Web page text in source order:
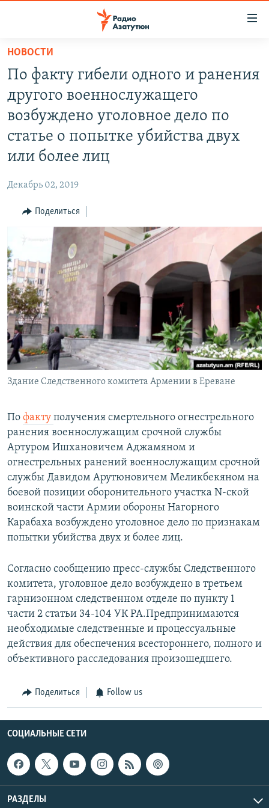
Перейти
основному
содержанию
Перейти
основной
навигации
ГЛАВНАЯ
НОВОСТИ
ПОЛИТИКА
ЭКОНОМИКА
НАГОРНЫЙ КАРАБАХ
КУЛЬТУРА
АРХИВ
Հայերեն
English
Русский
Все сайты Радио Азатутюн
НОВОСТИ
По факту гибели одного и ранения
другого военнослужащего
возбуждено уголовное дело по
статье о попытке убийства двух
или более лиц
Декабрь 02, 2019
Поделиться
Здание Следственного комитета Армении в Ереване
По факту получения смертельного огнестрельного
ранения военнослужащим срочной службы
Артуром Ишхановичем Аджамяном и
огнестрельных ранений военнослужащим срочной
службы Давидом Арутюновичем Меликбекяном на
боевой позиции оборонительного участка N-ской
воинской части Армии обороны Нагорного
Карабаха возбуждено уголовное дело по признакам
попытки убийства двух и более лиц.
Согласно сообщению пресс-службы Следственного
комитета, уголовное дело возбуждено в третьем
гарнизонном следственном отделе по пункту 1
части 2 статьи 34-104 УК РА.Предпринимаются
необходимые следственные и процессуальные
действия для обеспечения всестороннего, полного и
объективного расследования произошедшего.
Поделиться Follow us
СОЦИАЛЬНЫЕ СЕТИ
РАЗДЕЛЫ